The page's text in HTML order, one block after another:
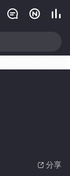
  
 分享